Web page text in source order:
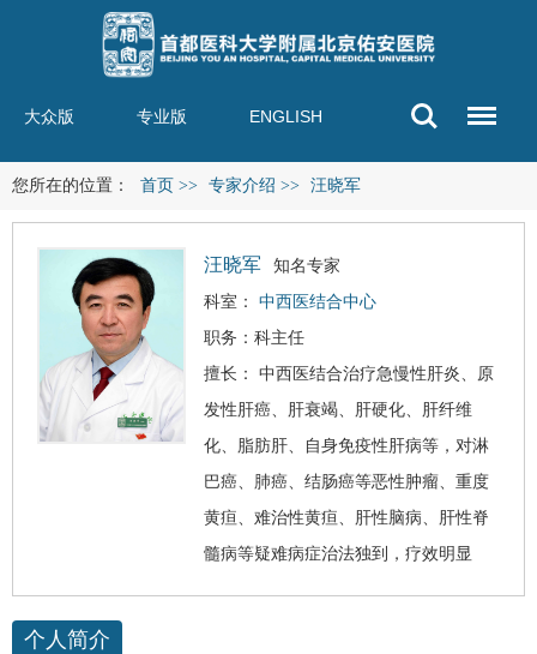
大众版 专业版 ENGLISH
您所在的位置： 首页 >> 专家介绍 >> 汪晓军
汪晓军
知名专家
科室： 中西医结合中心
职务：科主任
擅长： 中西医结合治疗急慢性肝炎、原
发性肝癌 肝衰竭 肝硬化 、肝纤维
化、
脂肪肝 、自身免疫性肝病等，对淋
巴癌、肺癌、结肠癌等恶性肿瘤、重度
黄疸、难治性黄疸、肝性脑病、肝性脊
髓病等疑难病症治法独到，疗效明显
个人简介